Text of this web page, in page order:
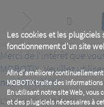
Les cookies et les
fonctionnement d'un site
Afin d'améliorer
MOBOTIX traite des
En utilisant notre site Web, vous
et des plugiciels nécessaires à
content
Merci de l'intérêt que
MOBOTIX. Veuillez
nos formations.
L’inscription est facile :